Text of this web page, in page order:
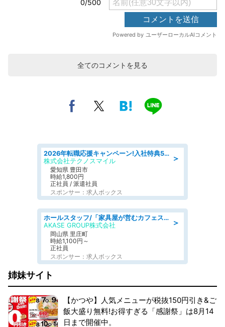
全てのコメントを見る
＞
2026年転職応援キャンペーン!入社特典58万円/デンソーで働こう!自動車工場で小型部品の検査業務 denso aichi
株式会社テクノスマイル
愛知県 豊田市
時給1,800円
正社員 / 派遣社員
スポンサー：求人ボックス
＞
ホールスタッフ/「家具屋が営むカフェスタッフ!」週2日～OK!嬉しいまかない付き/岡山県/浅口郡里庄町
AKASE GROUP株式会社
岡山県 里庄町
時給1,100円～
正社員
スポンサー：求人ボックス
姉妹サイト
【かつや】人気メニューが税抜150円引き&ご
飯大盛り無料!お得すぎる「感謝祭」は8月14
日まで開催中。